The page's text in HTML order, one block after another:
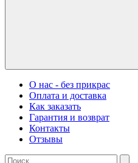
О нас - без прикрас
Оплата и доставка
Как заказать
Гарантия и возврат
Контакты
Отзывы